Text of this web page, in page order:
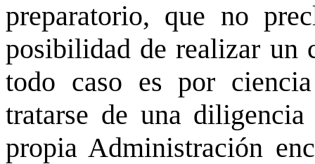
preparatorio, que no
posibilidad de realizar un
todo caso es por
tratarse de una
propia Administración